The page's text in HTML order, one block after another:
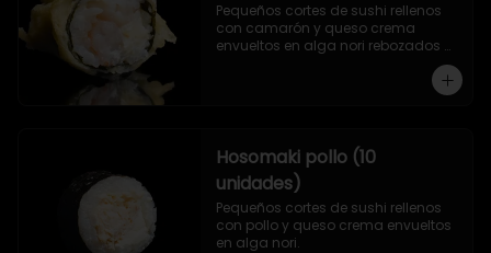
Pequeños cortes de sushi rellenos
con camarón y queso crema
envueltos en alga nori rebozados
Hosomaki pollo (10
unidades)
Pequeños cortes de sushi rellenos
con pollo y queso crema envueltos
en alga nori.